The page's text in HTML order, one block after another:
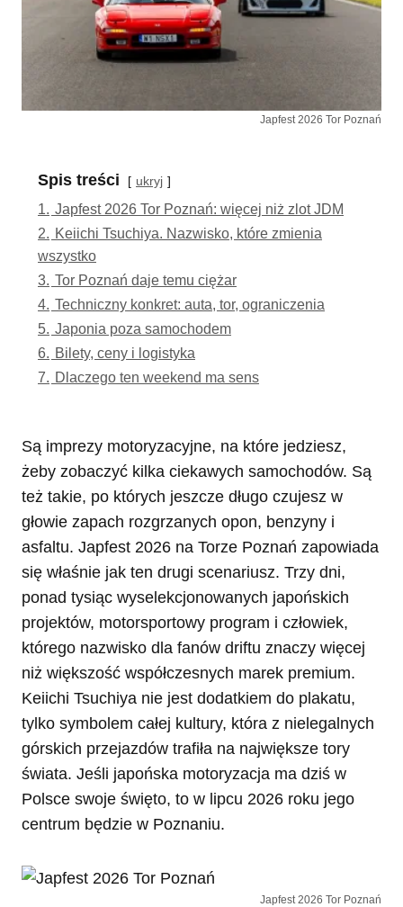
Japfest 2026 Tor Poznań
Spis treści ukryj
1.
Japfest 2026 Tor Poznań: więcej niż zlot JDM
2.
Keiichi Tsuchiya. Nazwisko, które zmienia
wszystko
3. Tor Poznań daje temu ciężar
4. Techniczny konkret: auta, tor, ograniczenia
5. Japonia poza samochodem
6.
Bilety, ceny i logistyka
7.
Dlaczego ten weekend ma sens
Są imprezy motoryzacyjne, na które jedziesz,
żeby zobaczyć kilka ciekawych samochodów. Są
też takie, po których jeszcze długo czujesz w
głowie zapach rozgrzanych opon, benzyny i
asfaltu. Japfest 2026 na Torze Poznań zapowiada
się właśnie jak ten drugi scenariusz. Trzy dni,
ponad tysiąc wyselekcjonowanych japońskich
projektów, motorsportowy program i człowiek,
którego nazwisko dla fanów driftu znaczy więcej
niż większość współczesnych marek premium.
Keiichi Tsuchiya nie jest dodatkiem do plakatu,
tylko symbolem całej kultury, która z nielegalnych
górskich przejazdów trafiła na największe tory
świata. Jeśli japońska motoryzacja ma dziś w
Polsce swoje święto, to w lipcu 2026 roku jego
centrum będzie w Poznaniu.
Japfest 2026 Tor Poznań